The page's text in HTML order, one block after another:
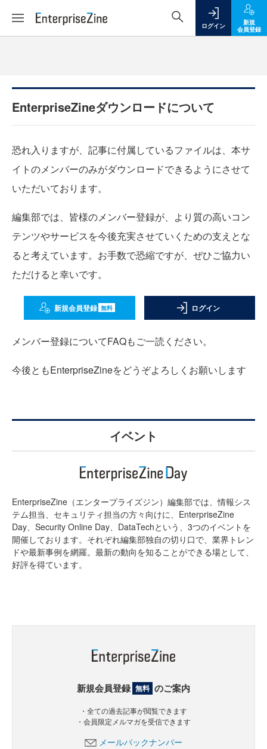
ログイン
新規
会員登録
EnterpriseZineダウンロードについて
恐れ入りますが、記事に付属しているファイルは、本サ
イトのメンバーのみがダウンロードできるようにさせて
いただいております。
編集部では、皆様のメンバー登録が、より質の高いコン
テンツやサービスを今後充実させていくための支えとな
ると考えています。お手数で恐縮ですが、ぜひご協力い
ただけると幸いです。
新規会員登録 無料 ログイン
メンバー登録についてFAQもご一読ください。
今後ともEnterpriseZineをどうぞよろしくお願いします
イベント
EnterpriseZine（エンタープライズジン）編集部では、情報シス
テム担当、セキュリティ担当の方々向けに、EnterpriseZine
Day、Security Online Day、DataTechという、3つのイベントを
開催しております。それぞれ編集部独自の切り口で、業界トレン
ドや最新事例を網羅。最新の動向を知ることができる場として、
好評を得ています。
新規会員登録 無料 のご案内
・全ての過去記事が閲覧できます
・会員限定メルマガを受信できます
メールバックナンバー